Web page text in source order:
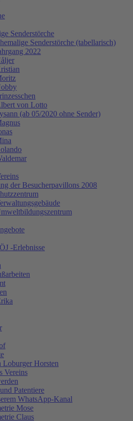
Senderstörche
Senderstörche (tabellarisch)
2022
von Lotto
(ab 05/2020 ohne Sender)
der Besucherpavillons 2008
-Erlebnisse
Loburger Horsten
Vereins
Patentiere
WhatsApp-Kanal
Mose
Claus